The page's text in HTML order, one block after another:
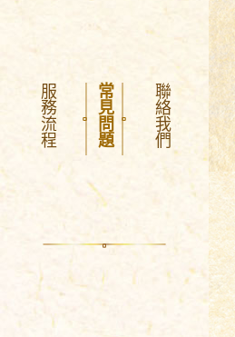
服務流程 常見問題 聯絡我們